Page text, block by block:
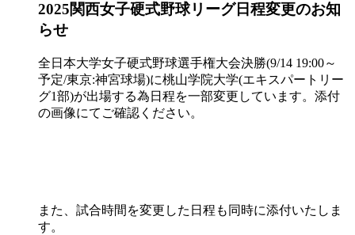
2025関西女子硬式野球リーグ日程変更のお知
らせ
全日本大学女子硬式野球選手権大会決勝(9/14 19:00～
予定/東京:神宮球場)に桃山学院大学(エキスパートリー
グ1部)が出場する為日程を一部変更しています。添付
の画像にてご確認ください。
また、試合時間を変更した日程も同時に添付いたしま
す。